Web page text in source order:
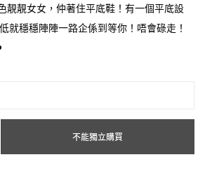
靚靚女女，仲著住平底鞋！有一個平底設
就穩穩陣陣一路企係到等你！唔會碌走！
不能獨立購買